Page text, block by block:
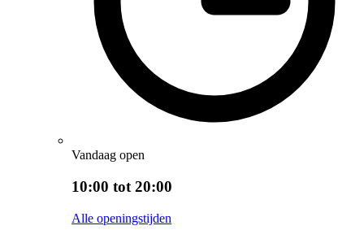
Vandaag open
10:00 tot 20:00
Alle openingstijden